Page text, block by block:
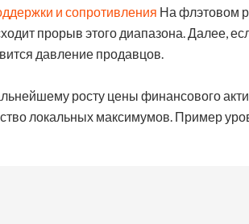
и сопротивления На флэтовом
прорыв этого диапазона. Далее,
давление продавцов.
росту цены финансового
локальных максимумов. Пример